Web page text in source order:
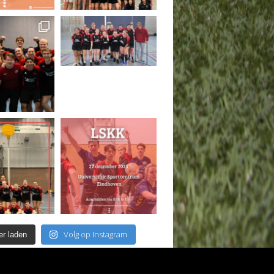
laden Volg op Instagram